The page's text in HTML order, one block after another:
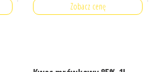
Zobacz cenę